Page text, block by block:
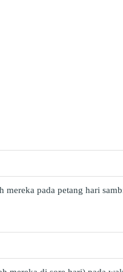
mereka pada petang hari